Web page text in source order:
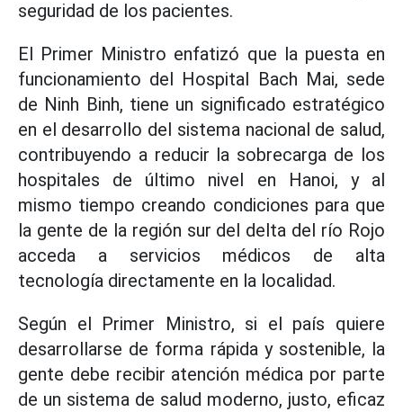
seguridad de los pacientes.
El Primer Ministro enfatizó que la puesta en
funcionamiento del Hospital Bach Mai, sede
de Ninh Binh, tiene un significado estratégico
en el desarrollo del sistema nacional de salud,
contribuyendo a reducir la sobrecarga de los
hospitales de último nivel en Hanoi, y al
mismo tiempo creando condiciones para que
la gente de la región sur del delta del río Rojo
acceda a servicios médicos de alta
tecnología directamente en la localidad.
Según el Primer Ministro, si el país quiere
desarrollarse de forma rápida y sostenible, la
gente debe recibir atención médica por parte
de un sistema de salud moderno, justo, eficaz